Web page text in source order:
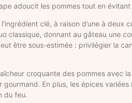
adoucit les pommes tout en
clé, à raison d’une à deux
classique, donnant au gâteau une
être sous-estimée : privilégier la
croquante des pommes avec
En plus, les épices
du feu.